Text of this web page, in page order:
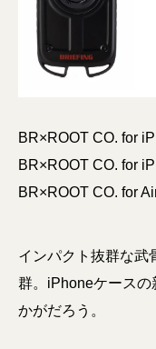
BR×ROOT CO. for
BR×ROOT CO. for
BR×ROOT CO. for
インパクト抜群な武
群。iPhoneケースの
かがだろう。